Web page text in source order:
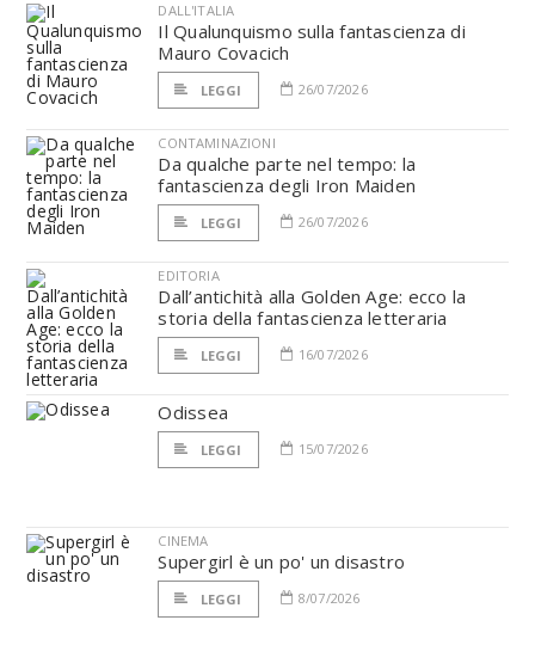
DALL'ITALIA
Il Qualunquismo sulla fantascienza di
Mauro Covacich
LEGGI 26/07/2026
CONTAMINAZIONI
Da qualche parte nel tempo: la
fantascienza degli Iron Maiden
LEGGI 26/07/2026
EDITORIA
Dall’antichità alla Golden Age: ecco la
storia della fantascienza letteraria
LEGGI 16/07/2026
Odissea
LEGGI 15/07/2026
CINEMA
Supergirl è un po' un disastro
LEGGI 8/07/2026